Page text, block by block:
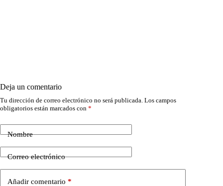
Deja un comentario
Tu dirección de correo electrónico no será publicada. Los campos
obligatorios están marcados con *
Nombre
Correo electrónico
Añadir comentario *